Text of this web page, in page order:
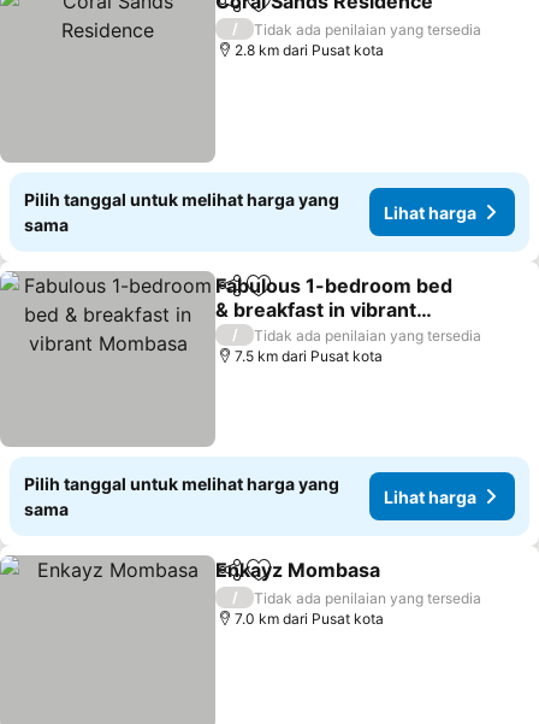
BagikanTambahkan ke favorit
/
Tidak ada penilaian yang tersedia
2.8 km dari Pusat kota
Pilih tanggal untuk melihat harga yang
sama
Lihat harga
BagikanTambahkan ke favorit
Fabulous 1-bedroom bed
& breakfast in vibrant
Mombasa
Lihat harga
/
Tidak ada penilaian yang tersedia
7.5 km dari Pusat kota
Pilih tanggal untuk melihat harga yang
sama
Lihat harga
BagikanTambahkan ke favorit
Enkayz Mombasa
/
Tidak ada penilaian yang tersedia
7.0 km dari Pusat kota